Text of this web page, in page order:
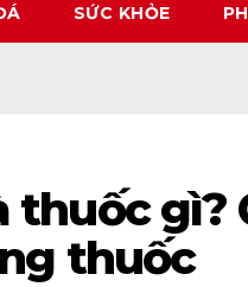
SỨC KHỎE
thuốc gì?
thuốc